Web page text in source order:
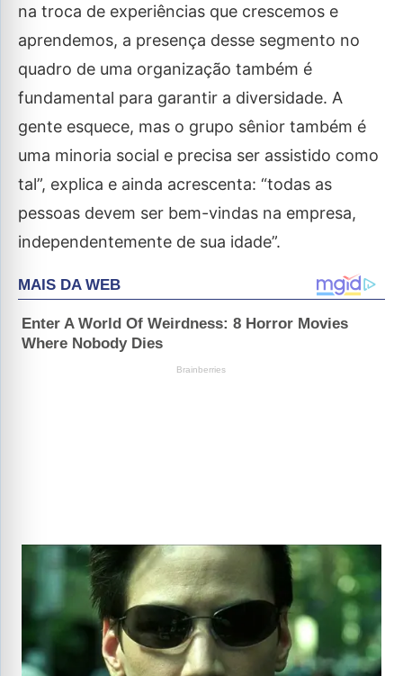
na troca de experiências que crescemos e
aprendemos, a presença desse segmento no
quadro de uma organização também é
fundamental para garantir a diversidade. A
gente esquece, mas o grupo sênior também é
uma minoria social e precisa ser assistido como
tal”, explica e ainda acrescenta: “todas as
pessoas devem ser bem-vindas na empresa,
independentemente de sua idade”.